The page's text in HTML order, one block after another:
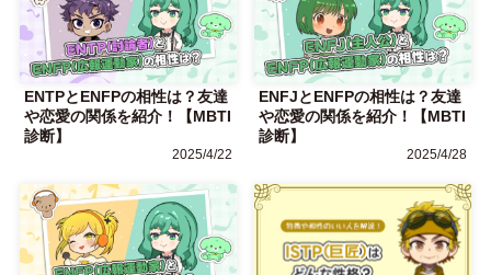
ENTPとENFPの相性は？友達
や恋愛の関係を紹介！【MBTI
診断】
2025/4/22
ENFJとENFPの相性は？友達
や恋愛の関係を紹介！【MBTI
診断】
2025/4/28